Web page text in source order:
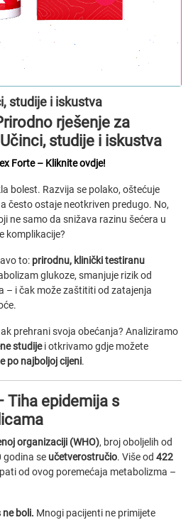
studije i iskustva
rješenje za
studije i iskustva
Forte – Kliknite ovdje!
bolest. Razvija se polako, oštećuje
često ostaje neotkriven predugo. No,
ne samo da snižava razinu šećera u
komplikacije?
to: prirodnu, klinički testiranu
glukoze, smanjuje rizik od
– i čak može zaštititi od zatajenja
prehrani svoja obećanja? Analiziramo
studijei otkrivamo gdje možete
po najboljoj cijeni.
Tiha epidemija s
organizaciji (WHO), broj oboljelih od
godina se učetverostručio. Više od 422
od ovog poremećaja metabolizma –
ne boli. Mnogi pacijenti ne primijete